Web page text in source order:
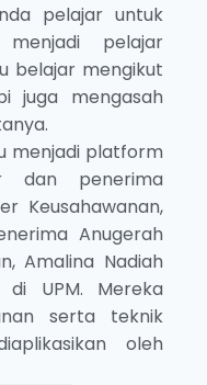
pelajar untuk
pelajar
belajar mengikut
juga mengasah
menjadi platform
dan penerima
Keusahawanan,
Anugerah
Amalina Nadiah
UPM. Mereka
serta teknik
oleh